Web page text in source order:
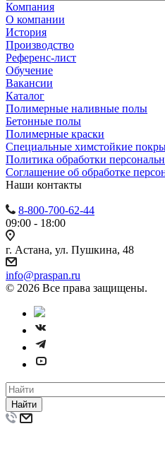
Компания
О компании
История
Производство
Референс-лист
Обучение
Вакансии
Каталог
Полимерные наливные полы
Бетонные полы
Полимерные краски
Специальные химстойкие
Политика обработки
Cоглашение об обработке
Наши контакты
8-800-700-62-44
09:00 - 18:00
г. Астана, ул. Пушкина, 48
info@praspan.ru
© 2026 Все права защищены.
Найти